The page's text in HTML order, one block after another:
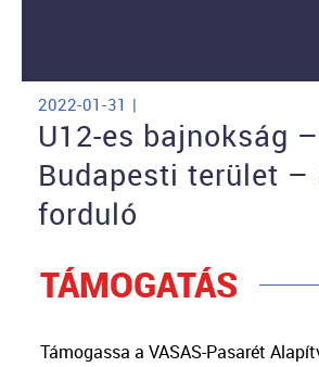
2022-01-31 |
U12-es bajnokság –
Budapesti terület –
forduló
TÁMOGATÁS
Támogassa a VASAS-Pasarét